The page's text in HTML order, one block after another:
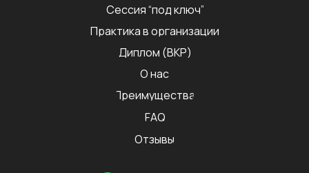
Сессия “под ключ”
Практика в организации
Диплом (ВКР)
О нас
Преимущества
FAQ
Отзывы